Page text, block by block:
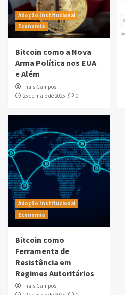
Adoção Institucional
Economia
Bitcoin como a Nova
Arma Política nos EUA
e Além
Thais Campos
25 de maio de 2025
0
Adoção Institucional
Economia
Bitcoin como
Ferramenta de
Resistência em
Regimes Autoritários
Thais Campos